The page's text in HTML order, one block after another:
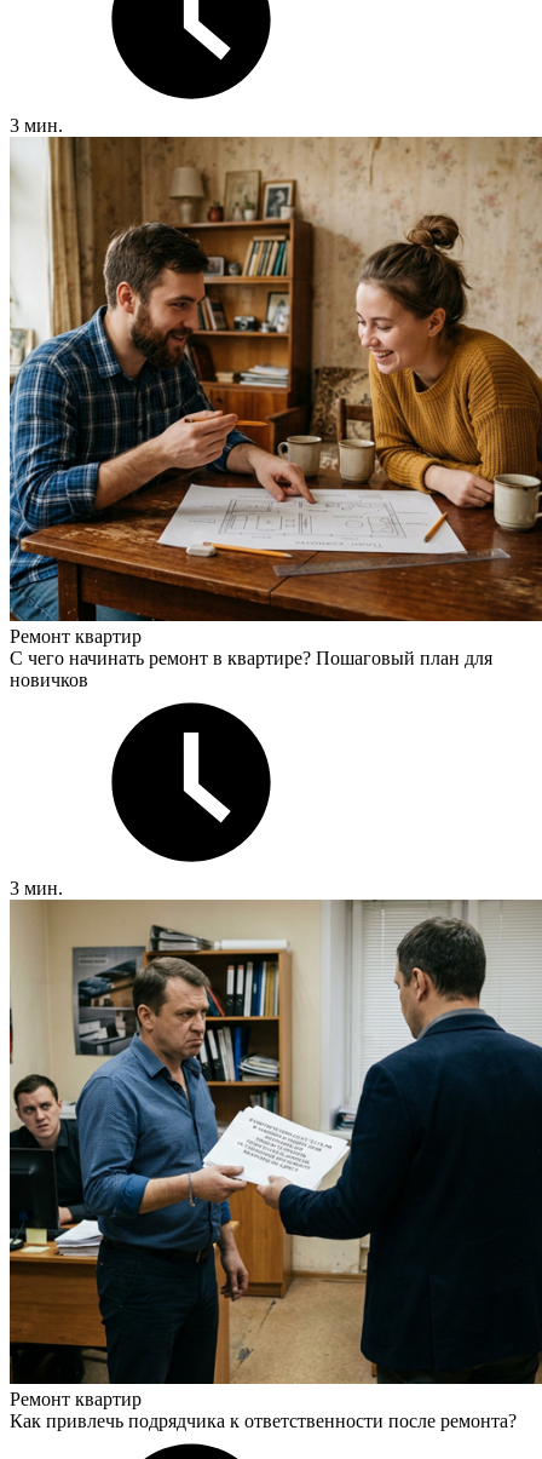
3 мин.
Ремонт квартир
С чего начинать ремонт в квартире? Пошаговый план для
новичков
3 мин.
Ремонт квартир
Как привлечь подрядчика к ответственности после ремонта?